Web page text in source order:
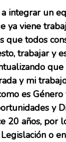
a integrar un
ya viene
que todos
trabajar y
y mi
es
y
20 años, por
o